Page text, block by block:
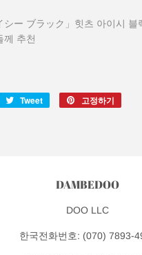
シー ブラック」힛츠 아이시 블
께 추천
Tweet
Twitter
성
고정하기
DAMBEDOO
DOO LLC
한국전화번호: (070) 7893-